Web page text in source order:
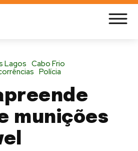
Lagos Cabo Frio
Polícia
munições